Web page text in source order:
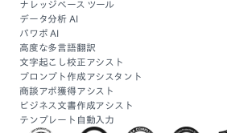
ナレッジベース ツール
データ分析 AI
パワポ AI
高度な多言語翻訳
文字起こし校正アシスト
プロンプト作成アシスタント
商談アポ獲得アシスト
ビジネス文書作成アシスト
テンプレート自動入力